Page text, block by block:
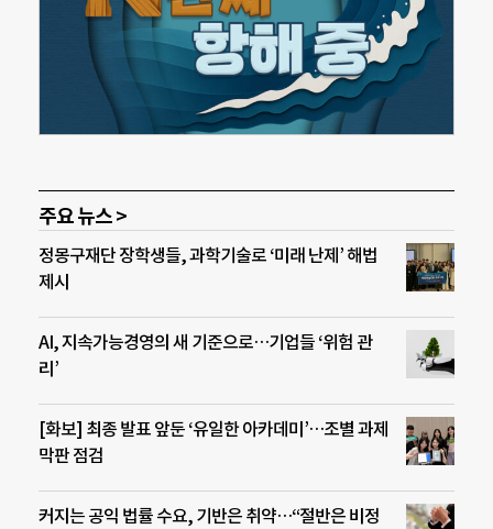
주요 뉴스 >
정몽구재단 장학생들, 과학기술로 ‘미래 난제’ 해법
제시
AI, 지속가능경영의 새 기준으로…기업들 ‘위험 관
리’
[화보] 최종 발표 앞둔 ‘유일한 아카데미’…조별 과제
막판 점검
커지는 공익 법률 수요, 기반은 취약…“절반은 비정